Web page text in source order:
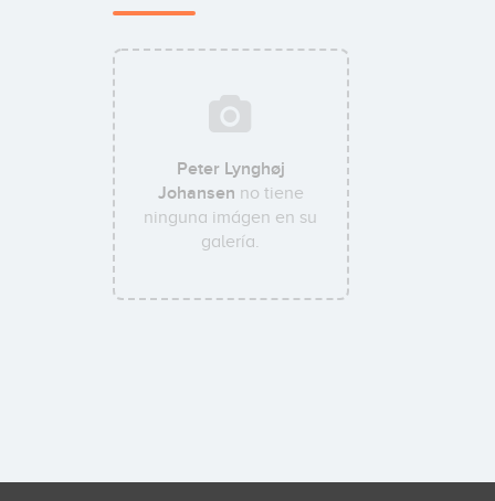
Peter Lynghøj
Johansen no tiene
ninguna imágen en su
galería.